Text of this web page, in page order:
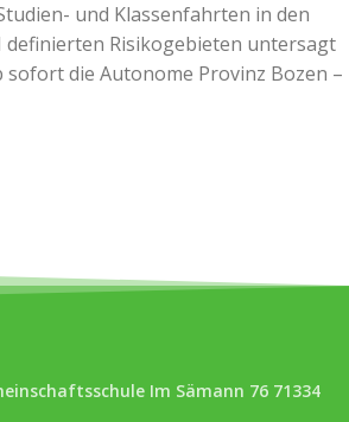
und Klassenfahrten in den
definierten Risikogebieten untersagt
sofort die Autonome Provinz Bozen –
Im Sämann 76 71334